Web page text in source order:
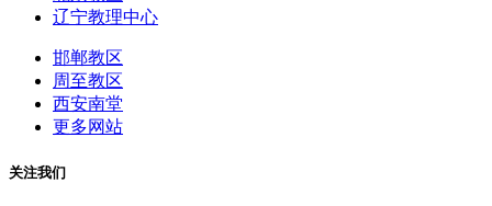
辽宁教理中心
邯郸教区
周至教区
西安南堂
更多网站
关注我们